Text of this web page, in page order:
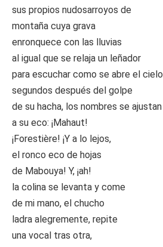
sus propios nudosarroyos de
montaña cuya grava
enronquece con las lluvias
al igual que se relaja un leñador
para escuchar como se abre el cielo
segundos después del golpe
de su hacha, los nombres se ajustan
a su eco: ¡Mahaut!
¡Forestière! ¡Y a lo lejos,
el ronco eco de hojas
de Mabouya! Y, ¡ah!
la colina se levanta y come
de mi mano, el chucho
ladra alegremente, repite
una vocal tras otra,